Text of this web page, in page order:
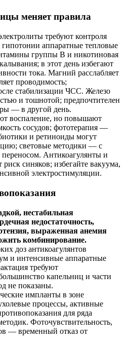
меняет правила
требуют контроля
аппаратные тепловые
группы B и никотиновая
в этот день избегают
тока. Магний расслабляет
проводимость;
стабилизации ЧСС. Железо
и тошнотой; предпочтителен
— в другой день.
воспаление, но повышают
сосудов; фототерапия —
и ретиноиды могут
световые методики — с
Антикоагулянты и
синяков; избегайте вакуума,
электростимуляции.
нестабильная
недостаточность,
выраженная анемия
комбинирование.
доз антикоагулянтов
и интенсивные аппаратные
требуют
капельниц и части
не показаны.
импланты в зоне
процессы, активные
для ряда
Фоточувствительность,
— временный отказ от